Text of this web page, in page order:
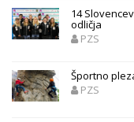
14
odličja
PZS
Športno
PZS